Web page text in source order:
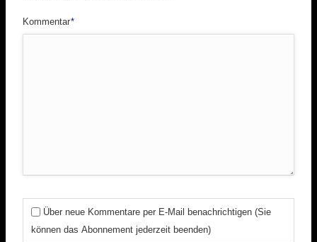
Pflichtfeld
Kommentar*
Über neue Kommentare per E-Mail benachrichtigen (Sie
können das Abonnement jederzeit beenden)